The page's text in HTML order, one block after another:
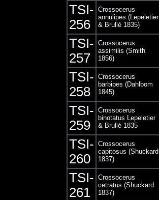
TSI-
256
Crossocerus
annulipes (Lepeletier
& Brullé 1835)
TSI-
257
Crossocerus
assimilis (Smith
1856)
TSI-
258
Crossocerus
barbipes (Dahlbom
1845)
TSI-
259
Crossocerus
binotatus Lepeletier
& Brullé 1835
TSI-
260
Crossocerus
capitosus (Shuckard
1837)
TSI-
261
Crossocerus
cetratus (Shuckard
1837)